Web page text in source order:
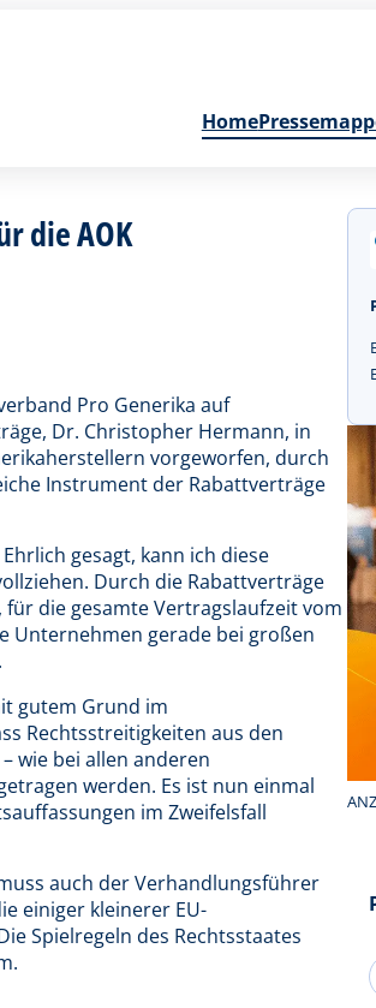
Home
die AOK
Pro Generika auf
Dr. Christopher Hermann, in
vorgeworfen, durch
Instrument der Rabattverträge
gesagt, kann ich diese
Durch die Rabattverträge
die gesamte Vertragslaufzeit vom
Unternehmen gerade bei großen
gutem Grund im
Rechtsstreitigkeiten aus den
wie bei allen anderen
werden. Es ist nun einmal
im Zweifelsfall
auch der Verhandlungsführer
einiger kleinerer EU-
Spielregeln des Rechtsstaates